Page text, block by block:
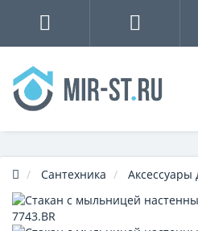
Сантехника Аксессуары